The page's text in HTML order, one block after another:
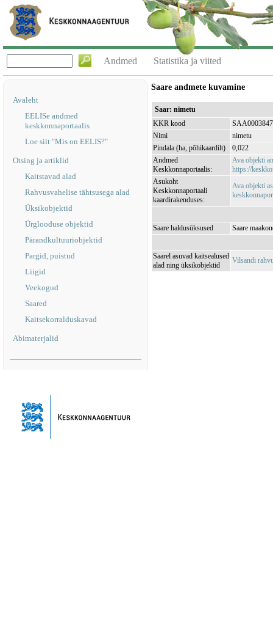
Andmed Statistika ja viited
Avaleht
EELISe andmed
keskkonnaportaalis
Loe siit "Mis on EELIS?"
Otsing ja artiklid
Kaitstavad alad
Rahvusvahelise tähtsusega alad
Üksikobjektid
Ürglooduse objektid
Pärandkultuuriobjektid
Pargid, puistud
Liigid
Veekogud
Saared
Kaitsekorralduskavad
Abimaterjalid
Saare andmete kuvamine
Saar: nimetu
KKR kood
SAA0003847
Nimi
nimetu
Pindala (ha, põhikaardilt)
0,022
Andmed
Keskkonnaportaalis:
Ava objekti
https://
Asukoht
Keskkonnaportaali
kaardirakenduses:
Ava objekti
Saare haldusüksused Saare
Saarel asuvad kaitsealused
alad ning üksikobjektid
Vilsandi